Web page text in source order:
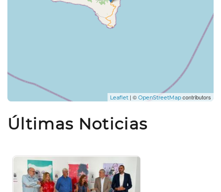
Leaflet | © OpenStreetMap contributors
Últimas Noticias